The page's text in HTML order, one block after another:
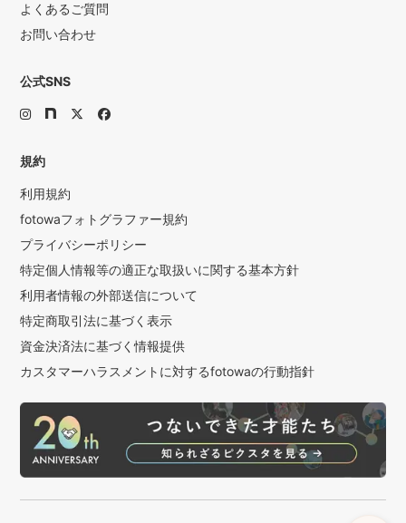
よくあるご質問
お問い合わせ
公式SNS
規約
利用規約
fotowaフォトグラファー規約
プライバシーポリシー
特定個人情報等の適正な取扱いに関する基本方針
利用者情報の外部送信について
特定商取引法に基づく表示
資金決済法に基づく情報提供
カスタマーハラスメントに対するfotowaの行動指針